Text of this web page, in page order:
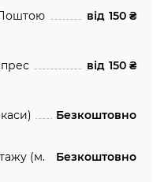
від 150 ₴
від 150 ₴
Безкоштовно
(м.
Безкоштовно